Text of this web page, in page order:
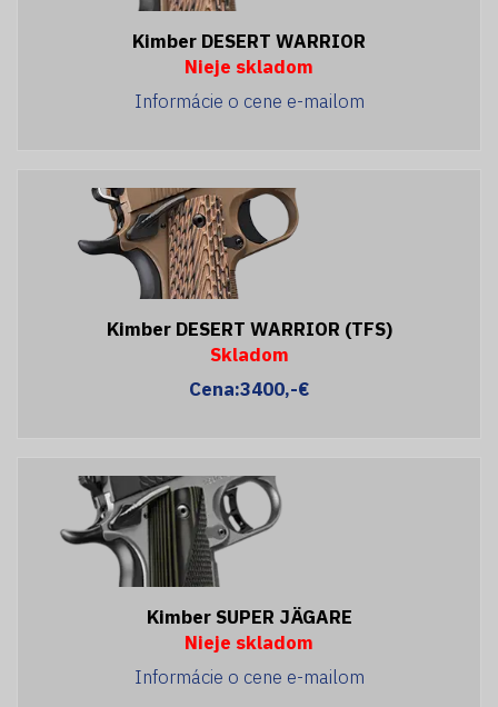
Kimber DESERT WARRIOR
Nieje skladom
Informácie o cene e-mailom
Kimber DESERT WARRIOR (TFS)
Skladom
Cena:3400,-€
Kimber SUPER JÄGARE
Nieje skladom
Informácie o cene e-mailom